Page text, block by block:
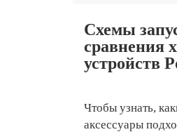
Схемы
сравнения
устройств
Чтобы узнать,
аксессуары